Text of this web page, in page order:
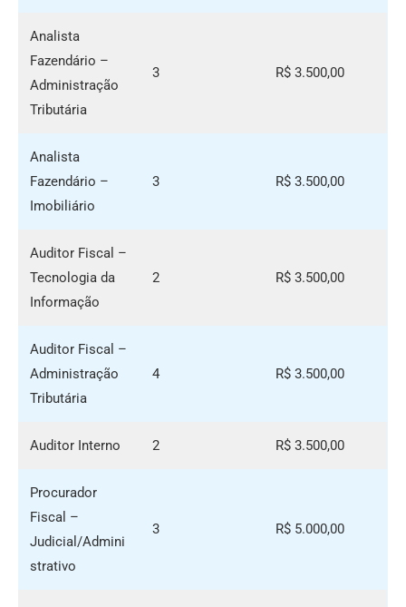
Analista
Fazendário –
Administração
Tributária
3 R$ 3.500,00
Analista
Fazendário –
Imobiliário
3 R$ 3.500,00
Auditor Fiscal –
Tecnologia da
Informação
2 R$ 3.500,00
Auditor Fiscal –
Administração
Tributária
4 R$ 3.500,00
Auditor Interno 2 R$ 3.500,00
Procurador
Fiscal –
Judicial/Admini
strativo
3 R$ 5.000,00